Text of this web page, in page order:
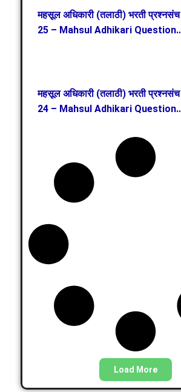
महसूल अधिकारी (तलाठी) भरती प्रश्नसंच
25 – Mahsul Adhikari Question
महसूल अधिकारी (तलाठी) भरती प्रश्नसंच
24 – Mahsul Adhikari Question
Load More